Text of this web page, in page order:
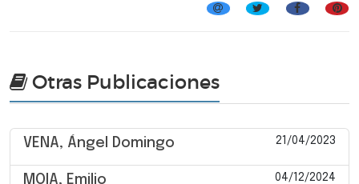
Otras Publicaciones
VENA, Ángel Domingo 21/04/2023
MOIA, Emilio 04/12/2024